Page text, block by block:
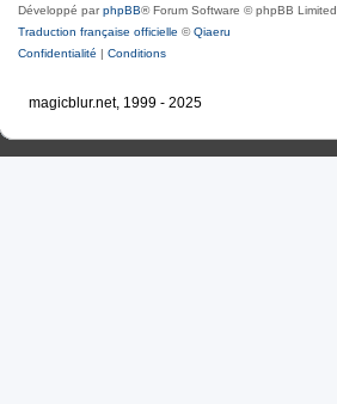
Développé parphpBB® Forum Software © phpBB Limited
Traduction française officielle ©Qiaeru
Confidentialité | Conditions
magicblur.net, 1999 - 2025